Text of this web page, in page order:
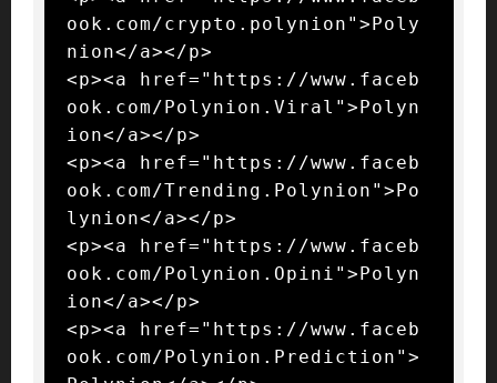
ook.com/crypto.polynion">Poly
nion</a></p>
<p><a href="https://www.faceb
ook.com/Polynion.Viral">Polyn
ion</a></p>
<p><a href="https://www.faceb
ook.com/Trending.Polynion">Po
lynion</a></p>
<p><a href="https://www.faceb
ook.com/Polynion.Opini">Polyn
ion</a></p>
<p><a href="https://www.faceb
ook.com/Polynion.Prediction">